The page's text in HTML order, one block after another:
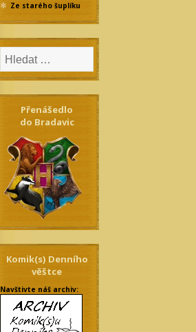
Ze starého šuplíku
Přenášedlo
do Bradavic
Komik(s) Denního
věštce
Navštivte náš archiv: